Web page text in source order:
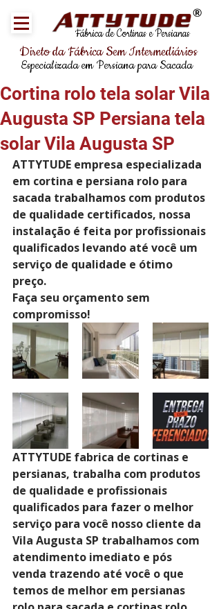
Fábrica de Cortinas e Persianas
®
Direto da Fábrica Sem Intermediários
Especializada em Persiana para Sacada
Cortina rolo tela solar Vila
Augusta SP Persiana tela
solar Vila Augusta SP
ATTYTUDE empresa especializada
em cortina e persiana rolo para
sacada trabalhamos com produtos
de qualidade certificados, nossa
instalação é feita por profissionais
qualificados levando até você um
serviço de qualidade e ótimo
preço.
Faça seu orçamento sem
compromisso!
ATTYTUDE fabrica de cortinas e
persianas, trabalha com produtos
de qualidade e profissionais
qualificados para fazer o melhor
serviço para você nosso cliente da
Vila Augusta SP trabalhamos com
atendimento imediato e pós
venda trazendo até você o que
temos de melhor em persianas